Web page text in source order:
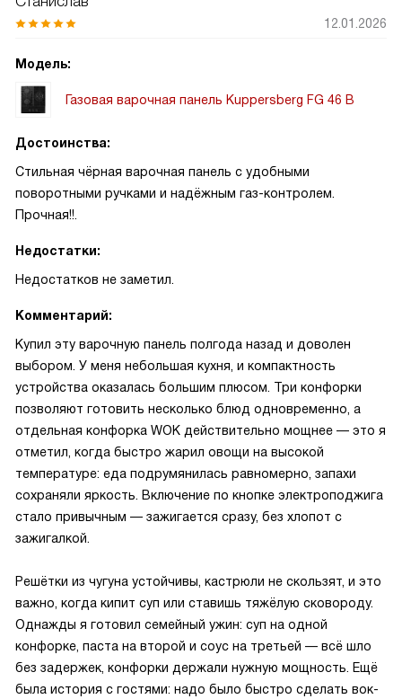
12.01.2026
Модель:
Газовая варочная панель Kuppersberg FG 46 B
Достоинства:
Стильная чёрная варочная панель с удобными
поворотными ручками и надёжным газ-контролем.
Прочная!!.
Недостатки:
Недостатков не заметил.
Комментарий:
Купил эту варочную панель полгода назад и доволен
выбором. У меня небольшая кухня, и компактность
устройства оказалась большим плюсом. Три конфорки
позволяют готовить несколько блюд одновременно, а
отдельная конфорка WOK действительно мощнее — это я
отметил, когда быстро жарил овощи на высокой
температуре: еда подрумянилась равномерно, запахи
сохраняли яркость. Включение по кнопке электроподжига
стало привычным — зажигается сразу, без хлопот с
зажигалкой.
Решётки из чугуна устойчивы, кастрюли не скользят, и это
важно, когда кипит суп или ставишь тяжёлую сковороду.
Однажды я готовил семейный ужин: суп на одной
конфорке, паста на второй и соус на третьей — всё шло
без задержек, конфорки держали нужную мощность. Ещё
была история с гостями: надо было быстро сделать вок-